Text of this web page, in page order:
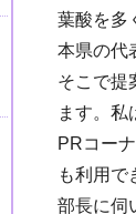
葉酸を多
本県の代
そこで提
ます。私
PRコー
も利用で
部長に伺